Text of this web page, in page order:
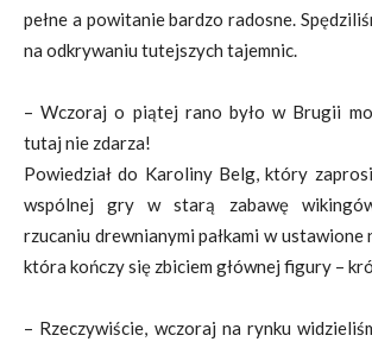
pełne a powitanie bardzo radosne.
na odkrywaniu tutejszych tajemnic.
– Wczoraj o piątej rano było w Brugii
tutaj nie zdarza!
Powiedział do Karoliny Belg, który
wspólnej gry w starą zabawę
rzucaniu drewnianymi pałkami w ustawione
która kończy się zbiciem głównej figury –
– Rzeczywiście, wczoraj na rynku